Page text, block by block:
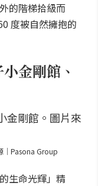
的階梯拾級而
度被自然擁抱的
金剛館、
｜Pasona Group
生命光輝」精